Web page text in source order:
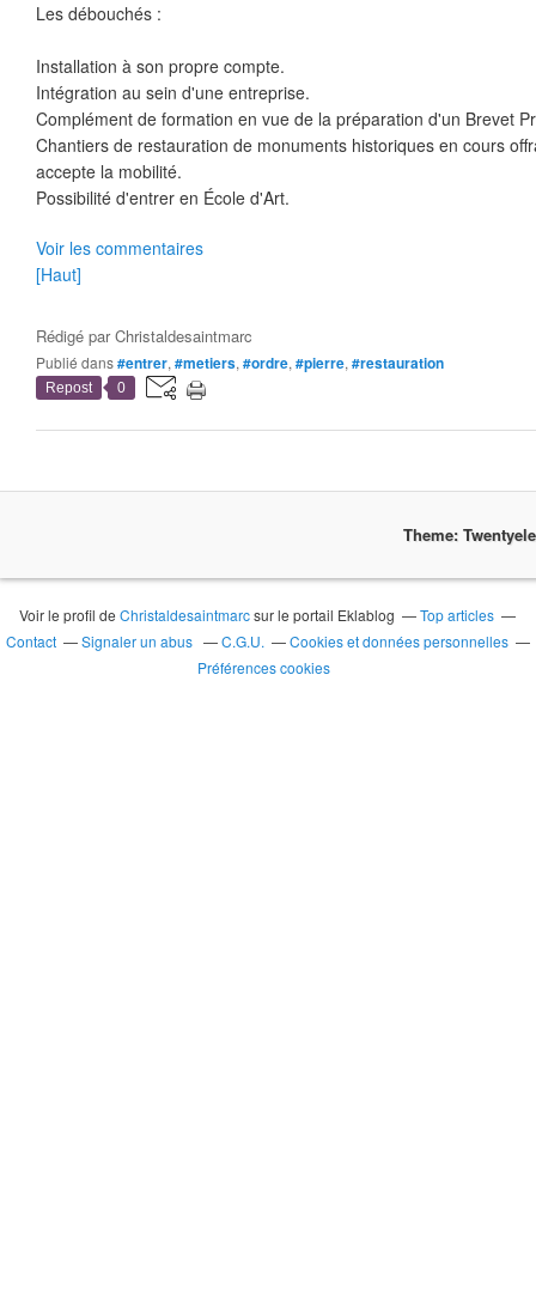
Les débouchés :
Installation à son propre compte.
Intégration au sein d'une entreprise.
Complément de formation en vue de la préparation d'un Brevet
Chantiers de restauration de monuments historiques en cours
accepte la mobilité.
Possibilité d'entrer en École d'Art.
Voir les commentaires
[Haut]
Rédigé parChristaldesaintmarc
Publié dans#entrer, #metiers, #ordre, #pierre, #restauration
Repost 0
Theme:
Voir le profil deChristaldesaintmarcsur le portail Eklablog
Top articles
Contact
Signaler un abus C.G.U.
Cookies et données personnelles
Préférences cookies